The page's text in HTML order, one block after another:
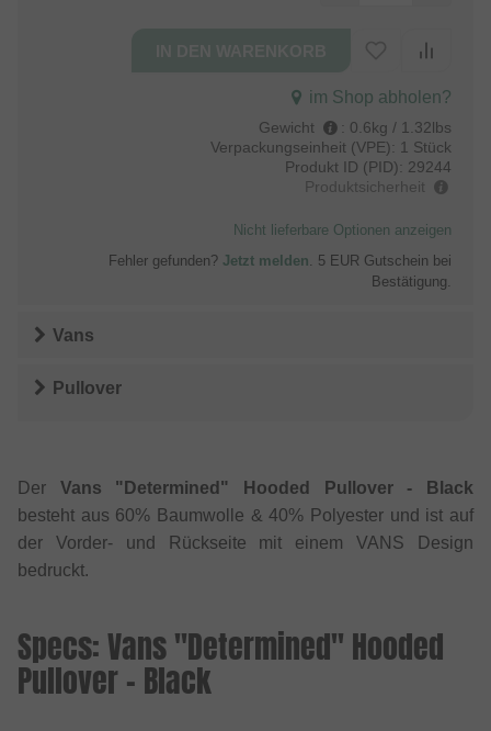
im Shop abholen?
Gewicht : 0.6kg / 1.32lbs
Verpackungseinheit (VPE): 1 Stück
Produkt ID (PID): 29244
Produktsicherheit
Nicht lieferbare Optionen anzeigen
Fehler gefunden? Jetzt melden . 5 EUR Gutschein bei
Bestätigung.
Vans
Pullover
Der Vans "Determined" Hooded Pullover - Black
besteht aus 60% Baumwolle & 40% Polyester und ist auf
der Vorder- und Rückseite mit einem VANS Design
bedruckt.
Specs: Vans "Determined" Hooded
Pullover - Black